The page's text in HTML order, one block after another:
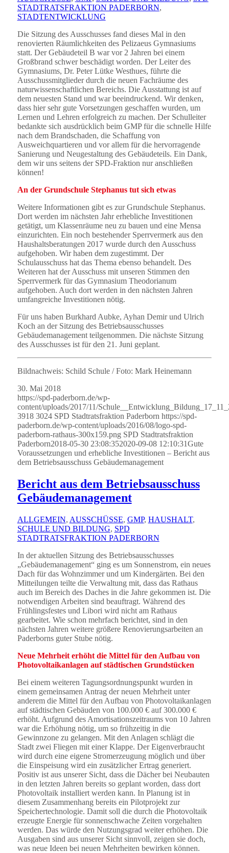
STADTRATSFRAKTION PADERBORN,
STADTENTWICKLUNG
Die Sitzung des Ausschusses fand dieses Mal in den
renovierten Räumlichkeiten des Pelizaeus Gymnasiums
statt. Der Gebäudeteil B war vor 2 Jahren bei einem
Großbrand schwer beschädigt worden. Der Leiter des
Gymnasiums, Dr. Peter Lütke Westhues, führte die
Ausschussmitglieder durch die neuen Fachräume des
naturwissenschaftlichen Bereichs. Die Ausstattung ist auf
dem neuesten Stand und war beeindruckend. Wir denken,
dass hier sehr gute Vorsetzungen geschaffen wurden, um
Lernen und Lehren erfolgreich zu machen. Der Schulleiter
bedankte sich ausdrücklich beim GMP für die schnelle Hilfe
nach dem Brandschaden, die Schaffung von
Ausweichquartieren und vor allem für die hervorragende
Sanierung und Neugestaltung des Gebäudeteils. Ein Dank,
dem wir uns seitens der SPD-Fraktion nur anschließen
können!
An der Grundschule Stephanus tut sich etwas
Weitere Informationen gibt es zur Grundschule Stephanus.
Dort werden im nächsten Jahr erhebliche Investitionen
getätigt, um Klassenräume neu zu bauen und eine Mensa
einzurichten. Ein noch bestehender Sperrvermerk aus den
Haushaltsberatungen 2017 wurde durch den Ausschuss
aufgehoben. Wir haben dem zugestimmt. Der
Schulausschuss hat das Thema ebenso behandelt. Des
Weiteren hat der Ausschuss mit unseren Stimmen den
Sperrvermerk für das Gymnasium Theodorianum
aufgehoben. Auch dort werden in den nächsten Jahren
umfangreiche Investitionen nötig.
Für uns haben Burkhard Aubke, Ayhan Demir und Ulrich
Koch an der Sitzung des Betriebsausschusses
Gebäudemanagement teilgenommen. Die nächste Sitzung
des Ausschusses ist für den 21. Juni geplant.
Bildnachweis: Schild Schule / Foto: Mark Heinemann
30. Mai 2018
https://spd-paderborn.de/wp-
content/uploads/2017/11/
3918 3024 SPD Stadtratsfraktion Paderborn https://spd-
paderborn.de/wp-content/uploads/2016/08/logo-spd-
paderborn-rathaus-300x159.png SPD Stadtratsfraktion
Paderborn2018-05-30 23:08:352020-09-08 12:10:31Gute
Voraussetzungen und erhebliche Investitionen – Bericht aus
dem Betriebsausschuss Gebäudemanagement
Bericht aus dem Betriebsausschuss
Gebäudemanagement
ALLGEMEIN, AUSSCHÜSSE, GMP, HAUSHALT,
SCHULE UND BILDUNG, SPD
STADTRATSFRAKTION PADERBORN
In der aktuellen Sitzung des Betriebsausschusses
„Gebäudemanagement“ ging es um Sonnenstrom, ein neues
Dach für das Wohnzimmer und um Kindergärten. Bei den
Mitteilungen teilte die Verwaltung mit, dass das Rathaus
auch im Bereich des Daches in die Jahre gekommen ist. Die
notwendigen Arbeiten sind beauftragt. Während des
Frühlingsfestes und Libori wird nicht am Rathaus
gearbeitet. Wie schon mehrfach berichtet, sind in den
nächsten Jahren weitere größere Renovierungsarbeiten an
Paderborns guter Stube nötig.
Neue Mehrheit erhöht die Mittel für den Aufbau von
Photovoltaikanlagen auf städtischen Grundstücken
Bei einem weiteren Tagungsordnungspunkt wurden in
einem gemeinsamen Antrag der neuen Mehrheit unter
anderem die Mittel für den Aufbau von Photovoltaikanlagen
auf städtischen Gebäuden von 100.000 € auf 300.000 €
erhöht. Aufgrund des Amortisationszeitraums von 10 Jahren
war die Erhöhung nötig, um so frühzeitig in die
Gewinnzone zu gelangen. Mit den Anlagen schlägt die
Stadt zwei Fliegen mit einer Klappe. Der Eigenverbraucht
wird durch eine eigene Stromerzeugung möglich und über
die Einspeisung wird ein zusätzlicher Ertrag generiert.
Positiv ist aus unserer Sicht, dass die Dächer bei Neubauten
in den letzten Jahren bereits so geplant worden, dass dort
Photovoltaik installiert werden kann. In Planung ist in
diesem Zusammenhang bereits ein Pilotprojekt zur
Speichertechnologie. Damit soll die durch die Photovoltaik
erzeugte Energie für sonnenschwache Zeiten vorgehalten
werden. Das würde den Nutzungsgrad weiter erhöhen. Die
Ausgaben sind aus unserer Sicht sinnvoll, zeigen sie doch,
was neue Ideen bei neuen Mehrheiten bewirken können.